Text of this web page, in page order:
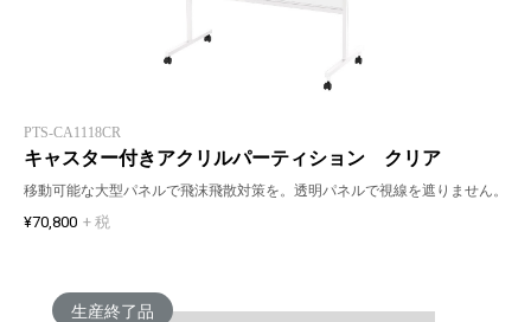
PTS-CA1118CR
キャスター付きアクリルパーティション クリア
移動可能な大型パネルで飛沫飛散対策を。透明パネルで視線を遮りません。
¥70,800 + 税
生産終了品